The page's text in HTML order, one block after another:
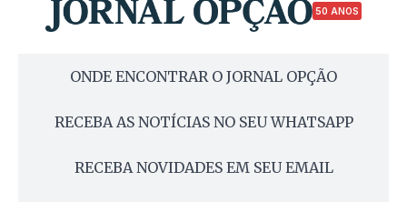
50 ANOS
ONDE ENCONTRAR O JORNAL OPÇÃO
RECEBA AS NOTÍCIAS NO SEU WHATSAPP
RECEBA NOVIDADES EM SEU EMAIL